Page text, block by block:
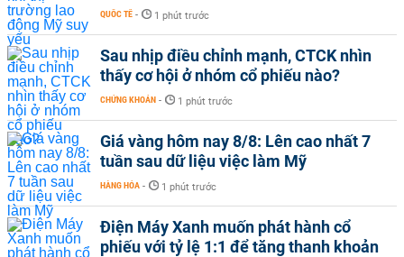
QUỐC TẾ - 1 phút trước
Sau nhịp điều chỉnh mạnh, CTCK nhìn
thấy cơ hội ở nhóm cổ phiếu nào?
CHỨNG KHOÁN - 1 phút trước
Giá vàng hôm nay 8/8: Lên cao nhất 7
tuần sau dữ liệu việc làm Mỹ
HÀNG HÓA - 1 phút trước
Điện Máy Xanh muốn phát hành cổ
phiếu với tỷ lệ 1:1 để tăng thanh khoản